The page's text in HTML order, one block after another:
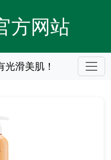
方网站
滑美肌！